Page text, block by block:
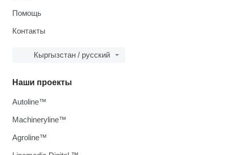
Помощь
Контакты
Кыргызстан / русский
Наши проекты
Autoline™
Machineryline™
Agroline™